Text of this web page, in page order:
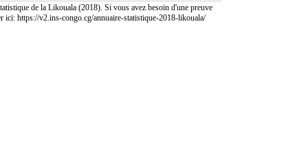
de la Likouala (2018). Si vous avez besoin d'une preuve
https://v2.ins-congo.cg/annuaire-statistique-2018-likouala/